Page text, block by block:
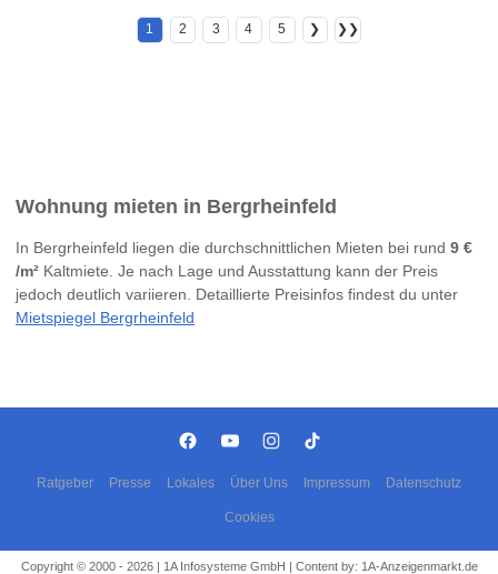
1 2 3 4 5 ❯ ❯❯
Wohnung mieten in Bergrheinfeld
In Bergrheinfeld liegen die durchschnittlichen Mieten bei rund 9 €
/m² Kaltmiete. Je nach Lage und Ausstattung kann der Preis
jedoch deutlich variieren. Detaillierte Preisinfos findest du unter
Mietspiegel Bergrheinfeld
Ratgeber Presse Lokales Über Uns Impressum Datenschutz
Cookies
Copyright © 2000 - 2026 | 1A Infosysteme GmbH | Content by: 1A-Anzeigenmarkt.de